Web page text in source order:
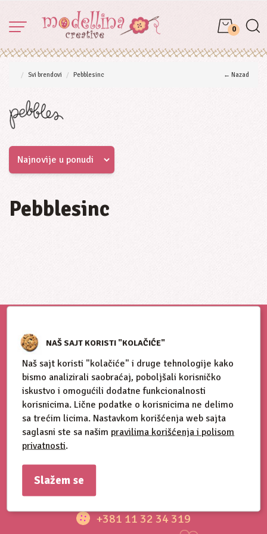
0
Svi brendovi Pebblesinc ← Nazad
Pebblesinc
Blog
+381 11 32 34 319
NAŠ SAJT KORISTI "KOLAČIĆE"
Naš sajt koristi "kolačiće" i druge tehnologije kako
bismo analizirali saobraćaj, poboljšali korisničko
iskustvo i omogućili dodatne funkcionalnosti
korisnicima. Lične podatke o korisnicima ne delimo
sa trećim licima. Nastavkom korišćenja web sajta
saglasni ste sa našim pravilima korišćenja i polisom
privatnosti.
Slažem se